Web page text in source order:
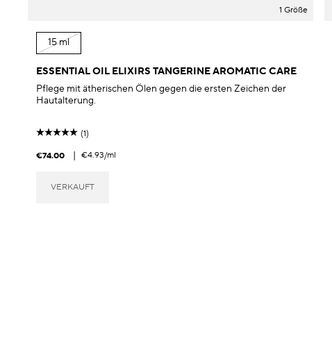
1 Größe
15 ml
ESSENTIAL OIL ELIXIRS TANGERINE AROMATIC CARE
Pflege mit ätherischen Ölen gegen die ersten Zeichen der
Hautalterung.
(1)
€74.00 | €4.93/ml
VERKAUFT